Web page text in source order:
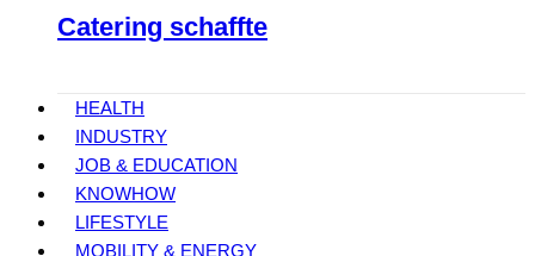
Catering schaffte
HEALTH
INDUSTRY
JOB & EDUCATION
KNOWHOW
LIFESTYLE
MOBILITY & ENERGY